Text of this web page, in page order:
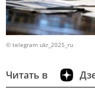
© telegram ukr_2025_ru
Читать в